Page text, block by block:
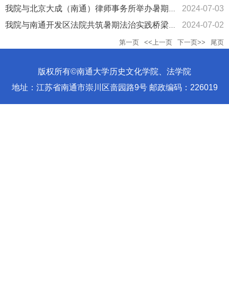
我院与北京大成（南通）律师事务所举办暑期实习生见面会 2024-07-03
我院与南通开发区法院共筑暑期法治实践桥梁暨访企拓岗促就业专项... 2024-07-02
第一页 <<上一页 下一页>> 尾页
版权所有©南通大学历史文化学院、法学院
地址：江苏省南通市崇川区啬园路9号 邮政编码：226019